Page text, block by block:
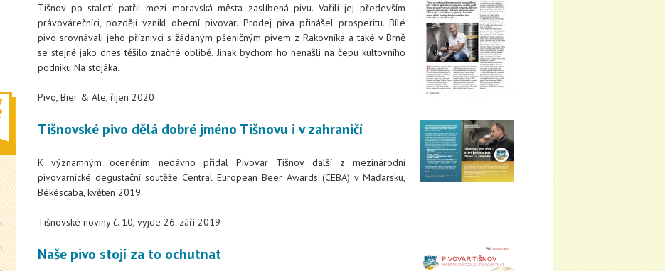
Tišnov po staletí patřil mezi moravská města zaslíbená pivu. Vařili jej především
právovárečníci, později vznikl obecní pivovar. Prodej piva přinášel prosperitu. Bílé
pivo srovnávali jeho příznivci s žádaným pšeničným pivem z Rakovníka a také v Brně
se stejně jako dnes těšilo značné oblibě. Jinak bychom ho nenašli na čepu kultovního
podniku Na stojáka.
Pivo, Bier & Ale, říjen 2020
Tišnovské pivo dělá dobré jméno Tišnovu i v zahraničí
K významným oceněním nedávno přidal Pivovar Tišnov další z mezinárodní
pivovarnické degustační soutěže Central European Beer Awards (CEBA) v Maďarsku,
Békéscaba, květen 2019.
Tišnovské noviny č. 10, vyjde 26. září 2019
Naše pivo stojí za to ochutnat